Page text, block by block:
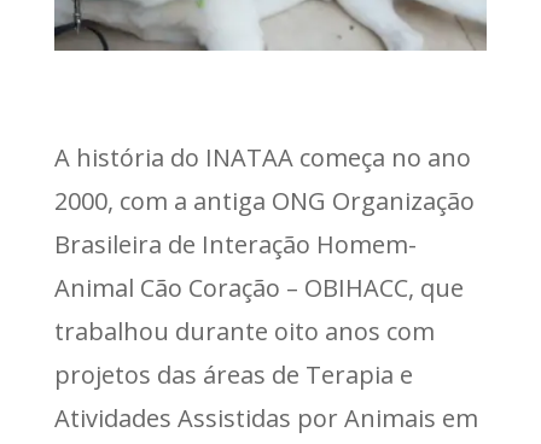
A história do INATAA começa no ano
2000, com a antiga ONG Organização
Brasileira de Interação Homem-
Animal Cão Coração – OBIHACC, que
trabalhou durante oito anos com
projetos das áreas de Terapia e
Atividades Assistidas por Animais em